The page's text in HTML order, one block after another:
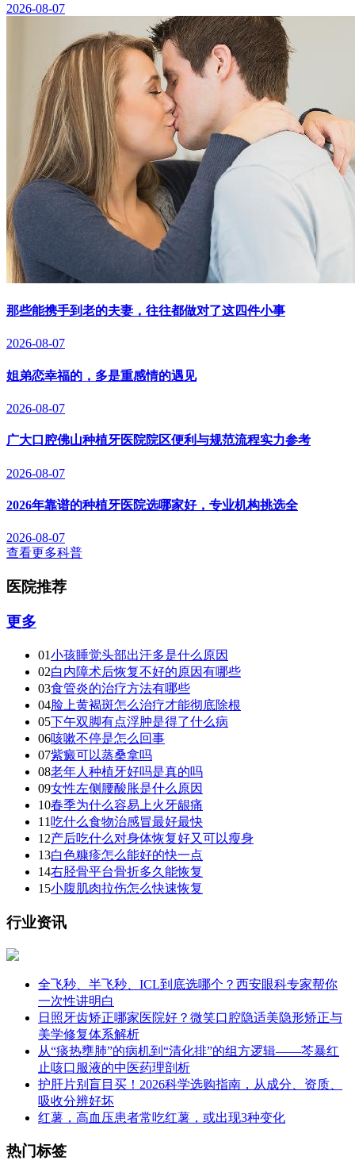
2026-08-07
那些能携手到老的夫妻，往往都做对了这四件小事
2026-08-07
姐弟恋幸福的，多是重感情的遇见
2026-08-07
广大口腔佛山种植牙医院院区便利与规范流程实力参考
2026-08-07
2026年靠谱的种植牙医院选哪家好，专业机构挑选全
2026-08-07
查看更多科普
医院推荐
更多
01小孩睡觉头部出汗多是什么原因
02白内障术后恢复不好的原因有哪些
03食管炎的治疗方法有哪些
04脸上黄褐斑怎么治疗才能彻底除根
05下午双脚有点浮肿是得了什么病
06咳嗽不停是怎么回事
07紫癜可以蒸桑拿吗
08老年人种植牙好吗是真的吗
09女性左侧腰酸胀是什么原因
10春季为什么容易上火牙龈痛
11 吃什么食物治感冒最好最快
12产后吃什么对身体恢复好又可以瘦身
13白色糠疹怎么能好的快一点
14右胫骨平台骨折多久能恢复
15小腹肌肉拉伤怎么快速恢复
行业资讯
全飞秒、半飞秒、ICL到底选哪个？西安眼科专家帮你
一次性讲明白
日照牙齿矫正哪家医院好？微笑口腔隐适美隐形矫正与
美学修复体系解析
从“痰热壅肺”的病机到“清化排”的组方逻辑——芩暴红
止咳口服液的中医药理剖析
护肝片别盲目买！2026科学选购指南，从成分、资质、
吸收分辨好坏
红薯，高血压患者常吃红薯，或出现3种变化
热门标签